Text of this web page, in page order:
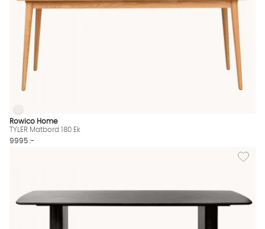
TYLER Matbord 180 Ek Finns även i dessa färger:
TYLER Matbord 180 Ek
Rowico Home
TYLER Matbord 180 Ek
9995 :-
Lägg